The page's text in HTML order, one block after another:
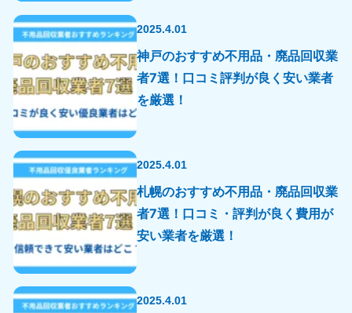
2025.4.01
神戸のおすすめ不用品・廃品回収業
者7選！口コミ評判が良く安い業者
を厳選！
2025.4.01
札幌のおすすめ不用品・廃品回収業
者7選！口コミ・評判が良く費用が
安い業者を厳選！
2025.4.01